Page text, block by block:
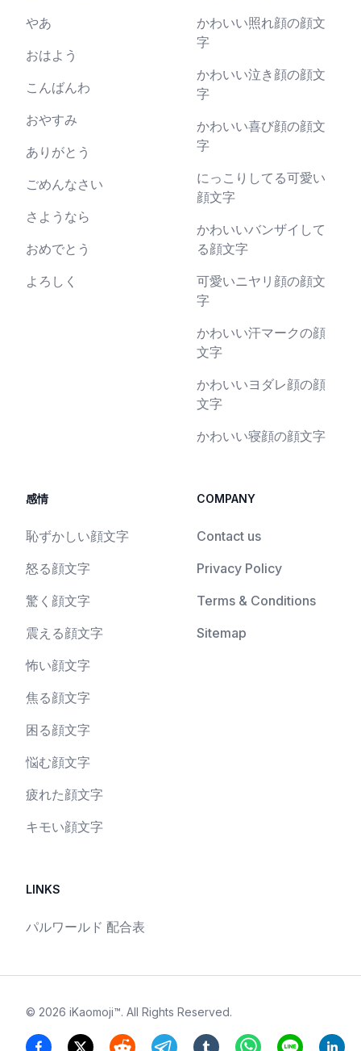
やあ
おはよう
こんばんわ
おやすみ
ありがとう
ごめんなさい
さようなら
おめでとう
よろしく
かわいい照れ顔の顔文
字
かわいい泣き顔の顔文
字
かわいい喜び顔の顔文
字
にっこりしてる可愛い
顔文字
かわいいバンザイして
る顔文字
可愛いニヤリ顔の顔文
字
かわいい汗マークの顔
文字
かわいいヨダレ顔の顔
文字
かわいい寝顔の顔文字
感情
恥ずかしい顔文字
怒る顔文字
驚く顔文字
震える顔文字
怖い顔文字
焦る顔文字
困る顔文字
悩む顔文字
疲れた顔文字
キモい顔文字
COMPANY
Contact us
Privacy Policy
Terms & Conditions
Sitemap
LINKS
パルワールド 配合表
© 2026 iKaomoji™. All Rights Reserved.